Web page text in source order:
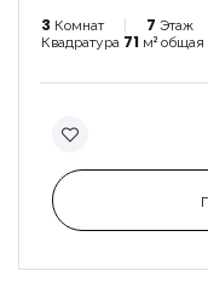
3 Комнат 7 Этаж
Квадратура 71 м² общая